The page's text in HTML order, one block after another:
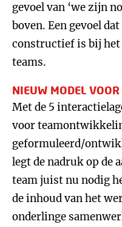
gevoel van ‘we zijn
boven. Een gevoel
constructief is bij het
teams.
NIEUW MODEL
Met de 5
voor
geformuleerd/
legt de nadruk op de
team juist nu nodig
de inhoud van het
onderlinge